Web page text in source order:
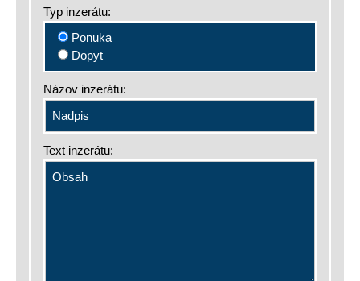
Typ inzerátu:
Ponuka
Dopyt
Názov inzerátu:
Text inzerátu: